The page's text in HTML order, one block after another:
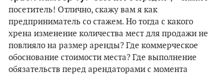
посетитель! Отлично, скажу вам я как
предприниматель со стажем. Но тогда с какого
хрена изменение количества мест для продажи не
повлияло на размер аренды? Где коммерческое
обоснование стоимости места? Где выполнение
обязательств перед арендаторами с момента